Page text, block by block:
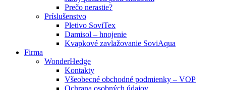
Prečo nerastie?
Príslušenstvo
Pletivo SoviTex
Damisol – hnojenie
Kvapkové zavlažovanie SoviAqua
Firma
WonderHedge
Kontakty
Všeobecné obchodné podmienky – VOP
Ochrana osobných údajov